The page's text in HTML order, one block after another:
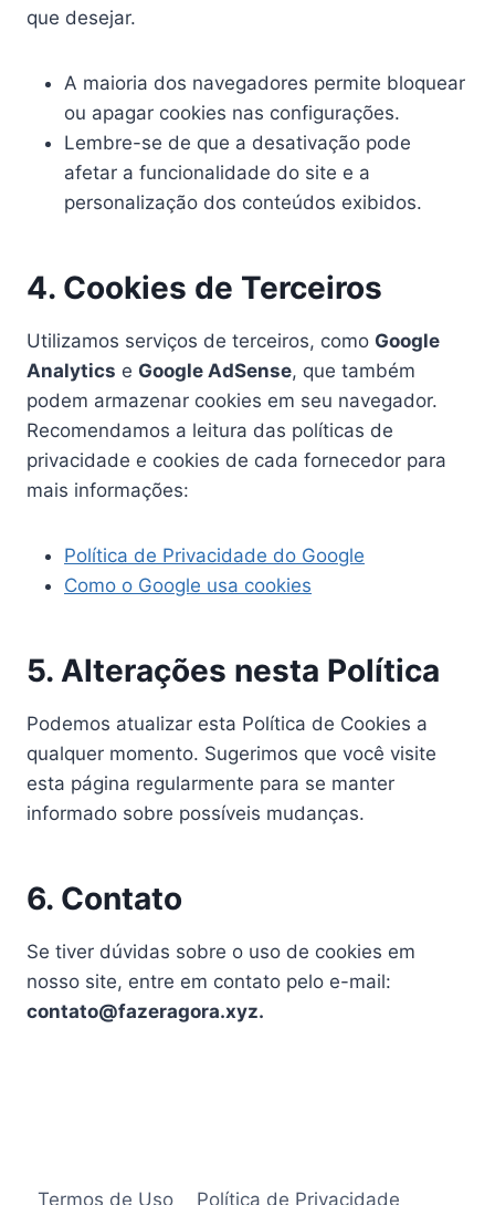
que desejar.
A maioria dos navegadores permite bloquear
ou apagar cookies nas configurações.
Lembre-se de que a desativação pode
afetar a funcionalidade do site e a
personalização dos conteúdos exibidos.
4. Cookies de Terceiros
Utilizamos serviços de terceiros, como Google
Analytics e Google AdSense, que também
podem armazenar cookies em seu navegador.
Recomendamos a leitura das políticas de
privacidade e cookies de cada fornecedor para
mais informações:
Política de Privacidade do Google
Como o Google usa cookies
5. Alterações nesta Política
Podemos atualizar esta Política de Cookies a
qualquer momento. Sugerimos que você visite
esta página regularmente para se manter
informado sobre possíveis mudanças.
6. Contato
Se tiver dúvidas sobre o uso de cookies em
nosso site, entre em contato pelo e-mail:
contato@fazeragora.xyz.
Termos de Uso Política de Privacidade